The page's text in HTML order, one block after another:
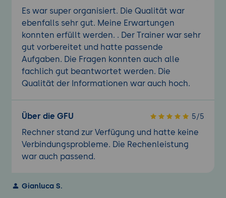
Es war super organisiert. Die Qualität war
ebenfalls sehr gut. Meine Erwartungen
konnten erfüllt werden. . Der Trainer war sehr
gut vorbereitet und hatte passende
Aufgaben. Die Fragen konnten auch alle
fachlich gut beantwortet werden. Die
Qualität der Informationen war auch hoch.
Über die GFU 5/5
Rechner stand zur Verfügung und hatte keine
Verbindungsprobleme. Die Rechenleistung
war auch passend.
Gianluca S.